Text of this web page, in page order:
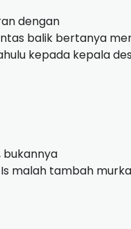
dengan
balik bertanya
kepada kepala
bukannya
malah tambah